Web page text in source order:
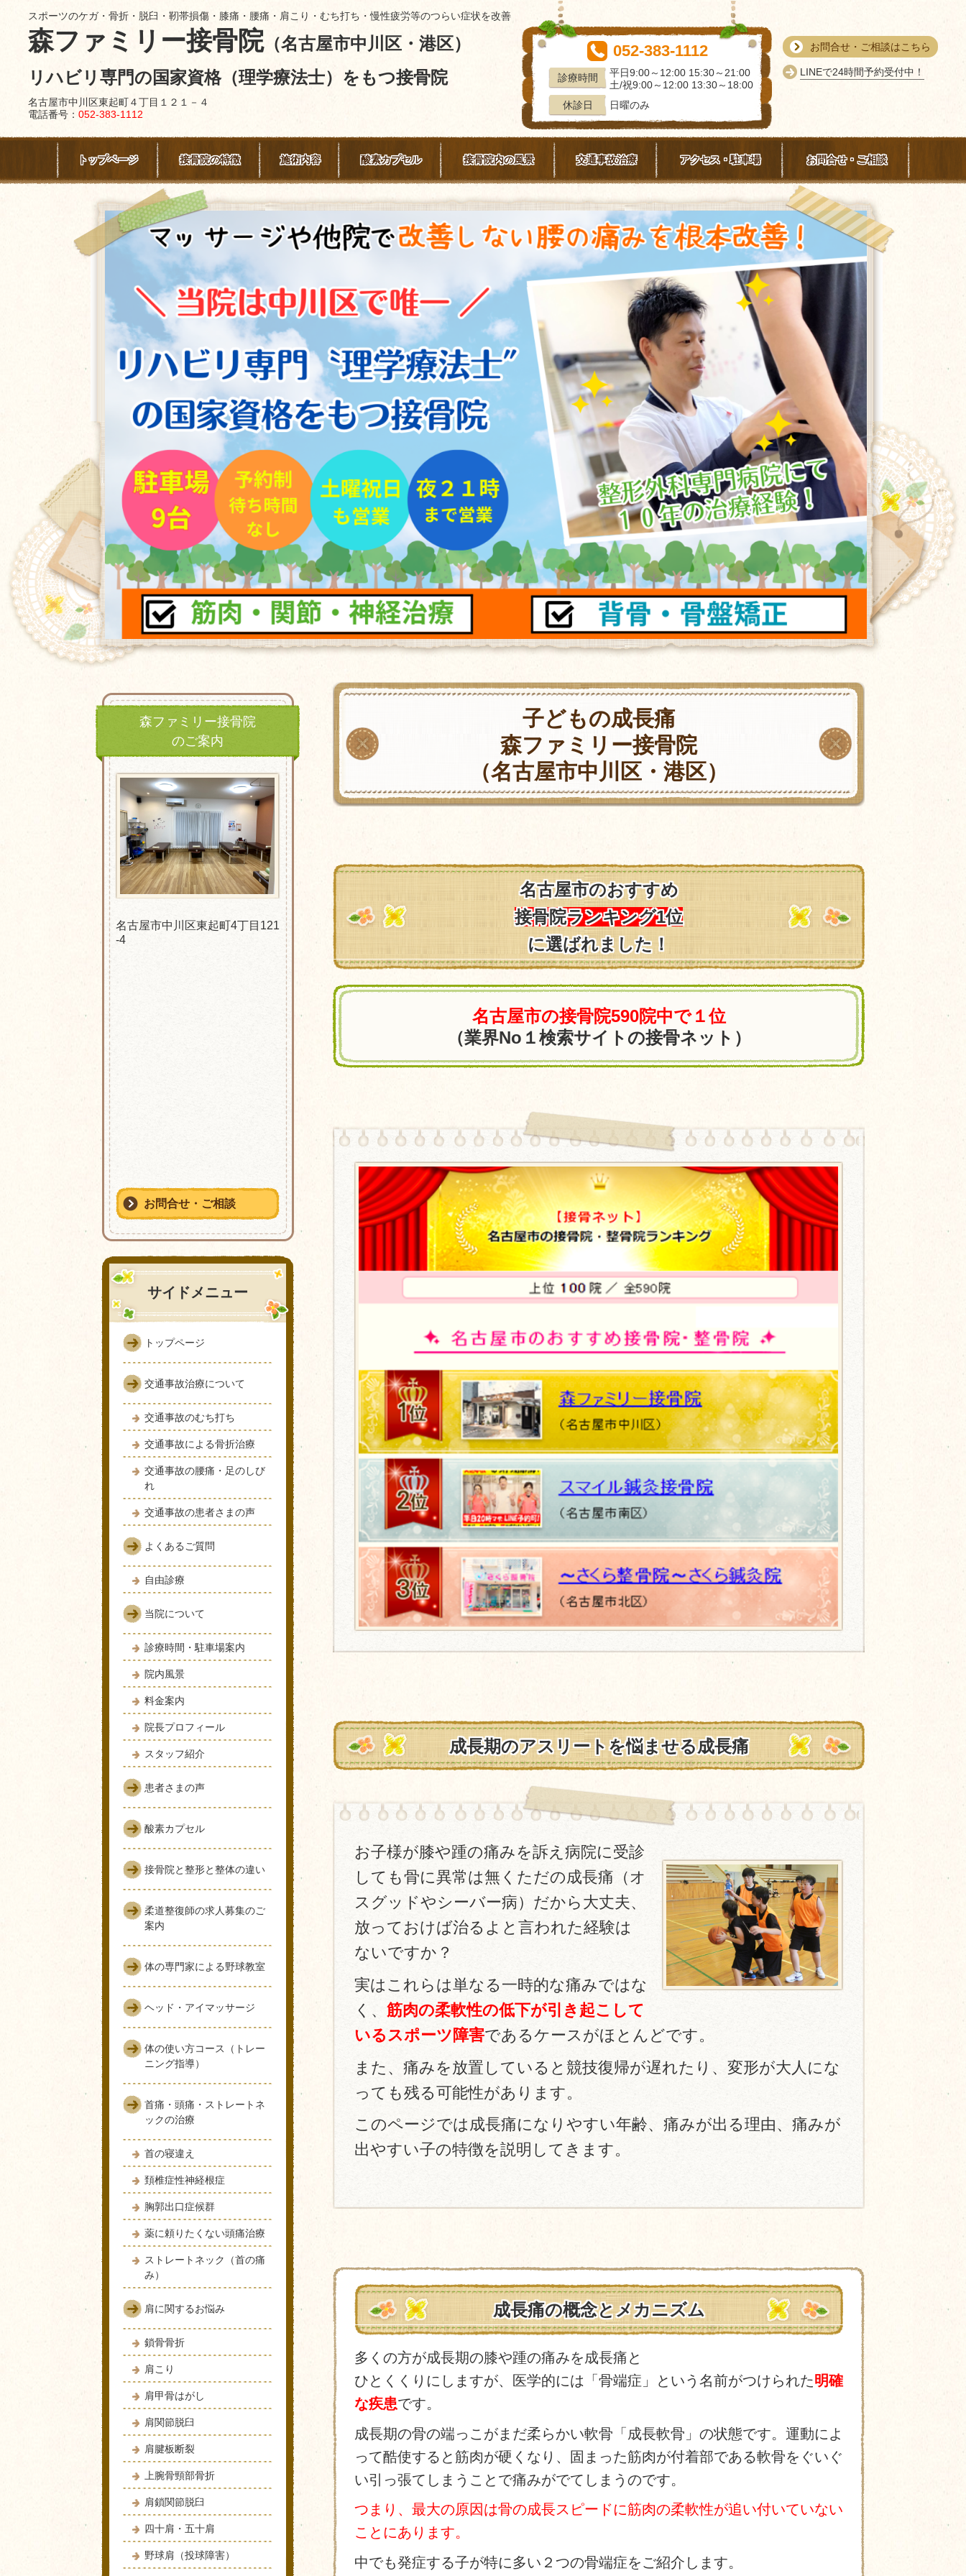
スポーツのケガ・骨折・脱臼・靭帯損傷・膝痛・腰痛・肩こり・むち打ち・慢性疲労等のつらい症状を改善
森ファミリー接骨院（名古屋市中川区・港区）
リハビリ専門の国家資格（理学療法士）をもつ接骨院
名古屋市中川区東起町４丁目１２１－４
電話番号： 052-383-1112
052-383-1112
診療時間
平日9:00～12:00 15:30～21:00
土/祝9:00～12:00 13:30～18:00
休診日
日曜のみ
お問合せ・ご相談はこちら
LINEで24時間予約受付中！
トップページ 接骨院の特徴 施術内容 酸素カプセル 接骨院内の風景 交通事故治療 アクセス・駐車場 お問合せ・ご相談
子どもの成長痛
森ファミリー接骨院
（名古屋市中川区・港区）
名古屋市のおすすめ
接骨院ランキング1位
に選ばれました！
名古屋市の接骨院590院中で１位
（業界No１検索サイトの接骨ネット）
成長期のアスリートを悩ませる成長痛
お子様が膝や踵の痛みを訴え病院に受診
しても骨に異常は無くただの成長痛（オ
スグッドやシーバー病）だから大丈夫、
放っておけば治るよと言われた経験は
ないですか？
実はこれらは単なる一時的な痛みではな
く、 筋肉の柔軟性の低下が引き起こして
いるスポーツ障害であるケースがほとんどです。
また、痛みを放置していると競技復帰が遅れたり、変形が大人にな
っても残る可能性があります。
このページでは成長痛になりやすい年齢、痛みが出る理由、痛みが
出やすい子の特徴を説明してきます。
成長痛の概念とメカニズム
多くの方が成長期の膝や踵の痛みを成長痛と
ひとくくりにしますが、医学的には「骨端症」という名前がつけられた明確
な疾患です。
成長期の骨の端っこがまだ柔らかい軟骨「成長軟骨」の状態です。運動によ
って酷使すると筋肉が硬くなり、固まった筋肉が付着部である軟骨をぐいぐ
い引っ張てしまうことで痛みがでてしまうのです。
つまり、最大の原因は骨の成長スピードに筋肉の柔軟性が追い付いていない
ことにあります。
中でも発症する子が特に多い２つの骨端症をご紹介します。
森ファミリー接骨院
のご案内
名古屋市中川区東起町4丁目121
-4
お問合せ・ご相談
サイドメニュー
トップページ
交通事故治療について
交通事故のむち打ち
交通事故による骨折治療
交通事故の腰痛・足のしび
れ
交通事故の患者さまの声
よくあるご質問
自由診療
当院について
診療時間・駐車場案内
院内風景
料金案内
院長プロフィール
スタッフ紹介
患者さまの声
酸素カプセル
接骨院と整形と整体の違い
柔道整復師の求人募集のご
案内
体の専門家による野球教室
ヘッド・アイマッサージ
体の使い方コース（トレー
ニング指導）
首痛・頭痛・ストレートネ
ックの治療
首の寝違え
頚椎症性神経根症
胸郭出口症候群
薬に頼りたくない頭痛治療
ストレートネック（首の痛
み）
肩に関するお悩み
鎖骨骨折
肩こり
肩甲骨はがし
肩関節脱臼
肩腱板断裂
上腕骨頸部骨折
肩鎖関節脱臼
四十肩・五十肩
野球肩（投球障害）